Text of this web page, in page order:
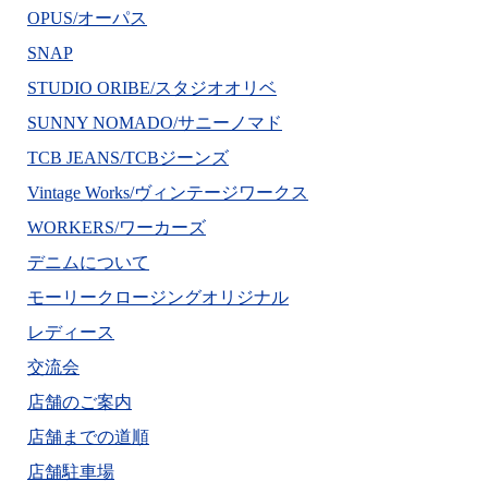
OPUS/オーパス
SNAP
STUDIO ORIBE/スタジオオリベ
SUNNY NOMADO/サニーノマド
TCB JEANS/TCBジーンズ
Vintage Works/ヴィンテージワークス
WORKERS/ワーカーズ
デニムについて
モーリークロージングオリジナル
レディース
交流会
店舗のご案内
店舗までの道順
店舗駐車場